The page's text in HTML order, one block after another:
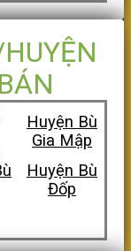
Huyện Bù
Gia Mập
Huyện Bù
Đốp